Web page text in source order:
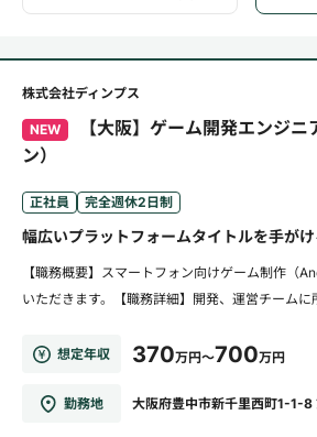
株式会社ディンプス
NEW
【大阪】ゲーム開発エンジ
ン）
正社員 完全週休2日制
幅広いプラットフォームタイトルを手が
【職務概要】スマートフォン向けゲーム制作（
いただきます。【職務詳細】開発、運営チーム
想定年収 370万円～700万円
勤務地 大阪府豊中市新千里西町1-1-8